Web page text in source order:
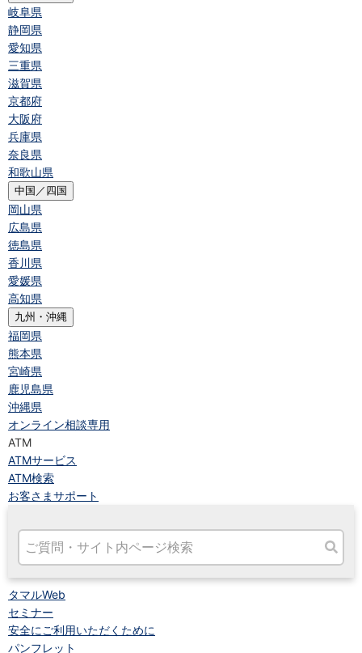
岐阜県
静岡県
愛知県
三重県
滋賀県
京都府
大阪府
兵庫県
奈良県
和歌山県
中国／四国
岡山県
広島県
徳島県
香川県
愛媛県
高知県
九州・沖縄
福岡県
熊本県
宮崎県
鹿児島県
沖縄県
オンライン相談専用
ATM
ATMサービス
ATM検索
お客さまサポート
タマルWeb
セミナー
安全にご利用いただくために
パンフレット